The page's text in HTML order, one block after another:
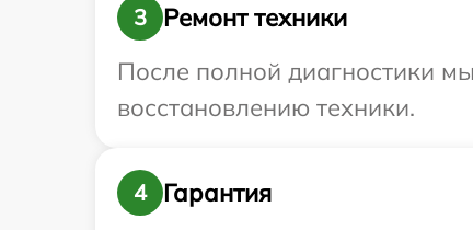
3
Ремонт техники
После полной диагностики
восстановлению техники.
4
Гарантия